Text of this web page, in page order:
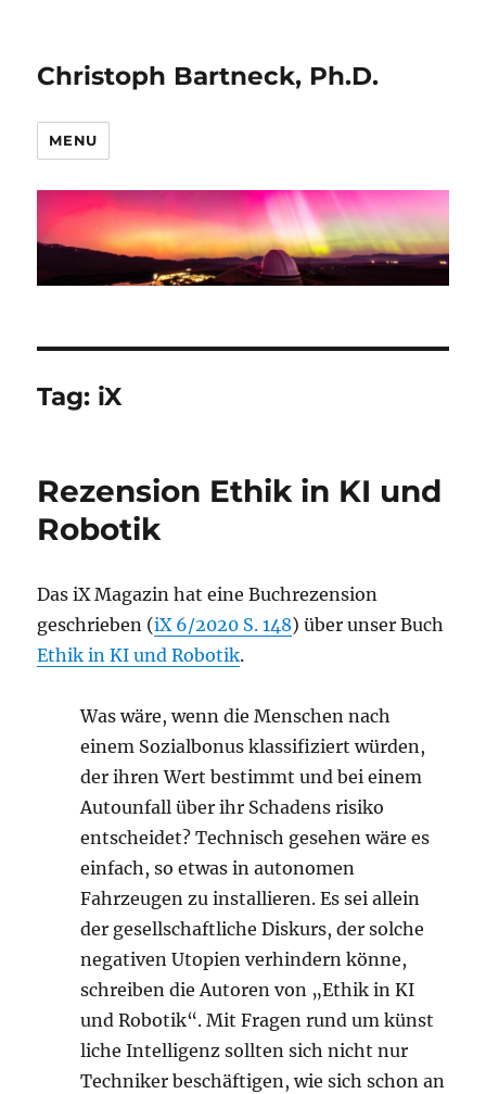
Christoph Bartneck, Ph.D.
MENU
Tag: iX
Rezension Ethik in KI und
Robotik
Das iX Magazin hat eine Buchrezension
geschrieben (iX 6/2020 S. 148) über unser Buch
Ethik in KI und Robotik.
Was wäre, wenn die Menschen nach
einem Sozialbonus klassifiziert würden,
der ihren Wert bestimmt und bei einem
Autounfall über ihr Schadens risiko
entscheidet? Technisch gesehen wäre es
einfach, so etwas in autonomen
Fahrzeugen zu installieren. Es sei allein
der gesellschaftliche Diskurs, der solche
negativen Utopien verhindern könne,
schreiben die Autoren von „Ethik in KI
und Robotik“. Mit Fragen rund um künst
liche Intelligenz sollten sich nicht nur
Techniker beschäftigen, wie sich schon an